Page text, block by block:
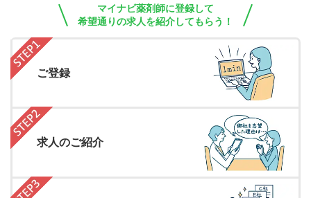
マイナビ薬剤師に登録して
希望通りの求人を紹介してもらう！
ご登録
求人のご紹介